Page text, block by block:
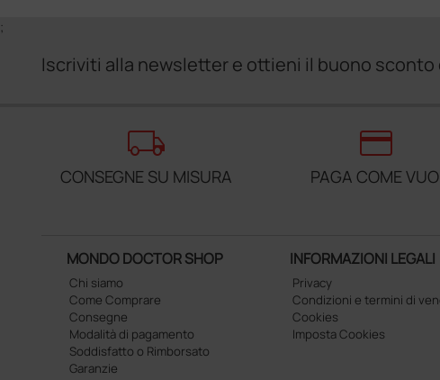
;
Iscriviti alla newsletter e ottieni il buono
local_shipping
CONSEGNE SU MISURA
credit_card
PAGA COME
MONDO DOCTOR SHOP
Chi siamo
Come Comprare
Consegne
Modalità di pagamento
Soddisfatto o Rimborsato
Garanzie
INFORMAZIONI LEGALI
Privacy
Condizioni e termini di
Cookies
Imposta Cookies